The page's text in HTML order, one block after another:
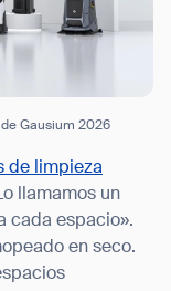
Gausium 2026
de limpieza
llamamos un
cada espacio».
en seco.